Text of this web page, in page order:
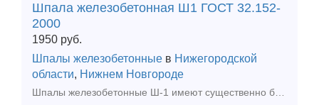
Шпала железобетонная Ш1 ГОСТ 32.152-
2000
1950 руб.
Шпалы железобетонные в Нижегородской
области, Нижнем Новгороде
Шпалы железобетонные Ш-1 имеют существенно больший срок службы - от 30 до 60 лет. Железобетонные шпалы изготавливаются из напряженного железобетона, когда стальная арматура растягивается и, в